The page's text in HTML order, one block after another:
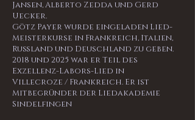
Jansen, Alberto Zedda und Gerd
Uecker.
Götz Payer wurde eingeladen Lied-
Meisterkurse in Frankreich, Italien,
Rußland und Deuschland zu geben.
2018 und 2025 war er Teil des
Exzellenz-Labors-Lied in
Villecroze / Frankreich. Er ist
Mitbegründer der Liedakademie
Sindelfingen